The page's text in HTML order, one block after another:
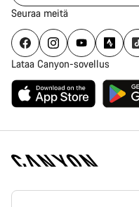
Seuraa meitä
Lataa Canyon-sovellus
Canyon